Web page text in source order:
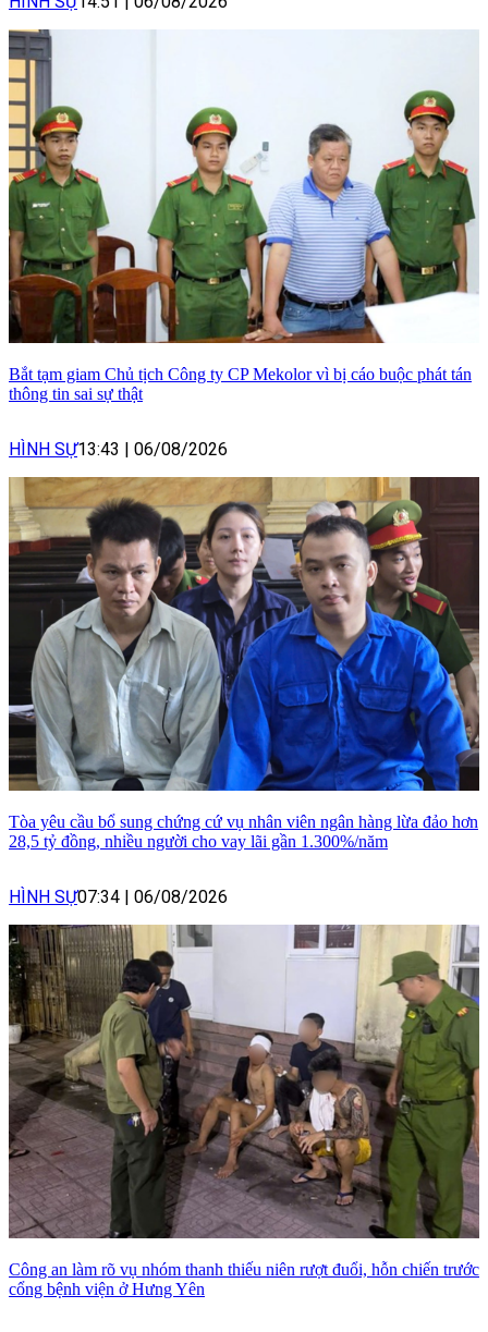
Bắt tạm giam Chủ tịch Công ty CP Mekolor vì bị cáo buộc phát tán
thông tin sai sự thật
HÌNH SỰ13:43 06/08/2026
Tòa yêu cầu bổ sung chứng cứ vụ nhân viên ngân hàng lừa đảo hơn
28,5 tỷ đồng, nhiều người cho vay lãi gần 1.300%/năm
HÌNH SỰ07:34 06/08/2026
Công an làm rõ vụ nhóm thanh thiếu niên rượt đuổi, hỗn chiến trước
cổng bệnh viện ở Hưng Yên